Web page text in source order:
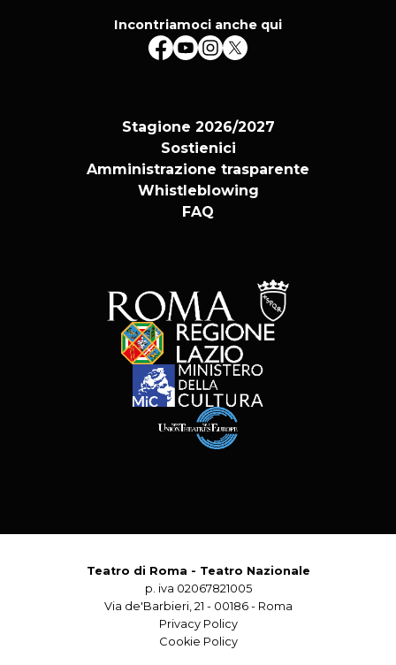
Incontriamoci anche qui
Stagione 2026/2027
Sostienici
Amministrazione trasparente
Whistleblowing
FAQ
Teatro di Roma - Teatro Nazionale
p. iva 02067821005
Via de'Barbieri, 21 - 00186 - Roma
Privacy Policy
Cookie Policy